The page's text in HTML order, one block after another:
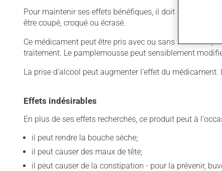
Pour maintenir ses effets bénéfiques, il doit être utilisé
être coupé, croqué ou écrasé.
Ce médicament peut être pris avec ou sans nourriture,
traitement. Le pamplemousse peut sensiblement
La prise d'alcool peut augmenter l'effet du
Effets indésirables
En plus de ses effets recherchés, ce produit peut à
il peut rendre la bouche sèche;
il peut causer des maux de tête;
il peut causer de la constipation - pour la prévenir,